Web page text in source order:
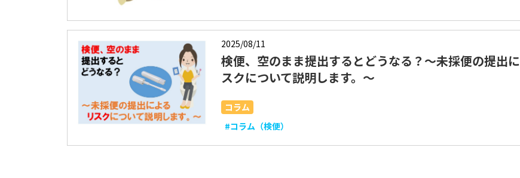
2025/08/11
検便、空のまま提出するとどうなる？～未採便の提出
スクについて説明します。～
コラム
#コラム（検便）